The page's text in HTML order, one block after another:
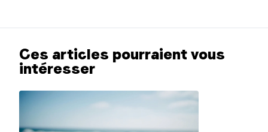
Ces articles pourraient vous
intéresser